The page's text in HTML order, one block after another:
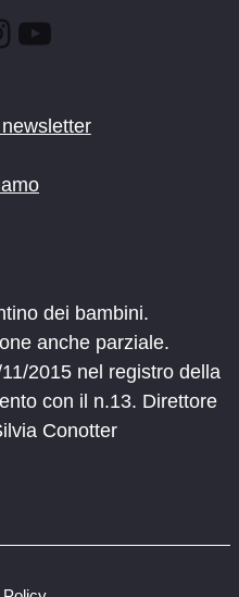
YouTube
dei bambini.
anche parziale.
2015 nel registro della
con il n.13. Direttore
Conotter